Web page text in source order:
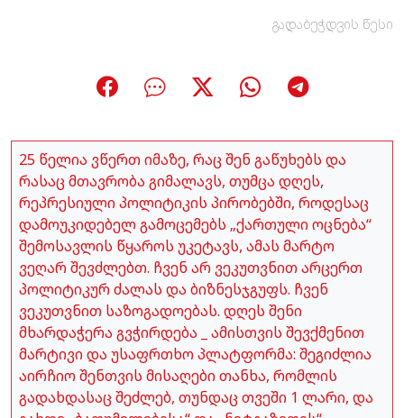
გადაბეჭდვის წესი
25 წელია ვწერთ იმაზე, რაც შენ გაწუხებს და
რასაც მთავრობა გიმალავს, თუმცა დღეს,
რეპრესიული პოლიტიკის პირობებში, როდესაც
დამოუკიდებელ გამოცემებს „ქართული ოცნება“
შემოსავლის წყაროს უკეტავს, ამას მარტო
ვეღარ შევძლებთ. ჩვენ არ ვეკუთვნით არცერთ
პოლიტიკურ ძალას და ბიზნესჯგუფს. ჩვენ
ვეკუთვნით საზოგადოებას. დღეს შენი
მხარდაჭერა გვჭირდება _ ამისთვის შევქმენით
მარტივი და უსაფრთხო პლატფორმა: შეგიძლია
აირჩიო შენთვის მისაღები თანხა, რომლის
გადახდასაც შეძლებ, თუნდაც თვეში 1 ლარი, და